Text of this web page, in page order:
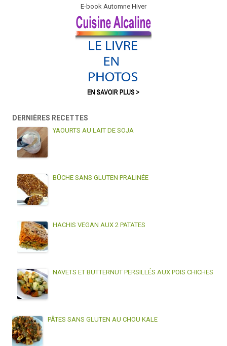
E-book Automne Hiver
DERNIÈRES RECETTES
YAOURTS AU LAIT DE SOJA
BÛCHE SANS GLUTEN PRALINÉE
HACHIS VEGAN AUX 2 PATATES
NAVETS ET BUTTERNUT PERSILLÉS AUX POIS CHICHES
PÂTES SANS GLUTEN AU CHOU KALE